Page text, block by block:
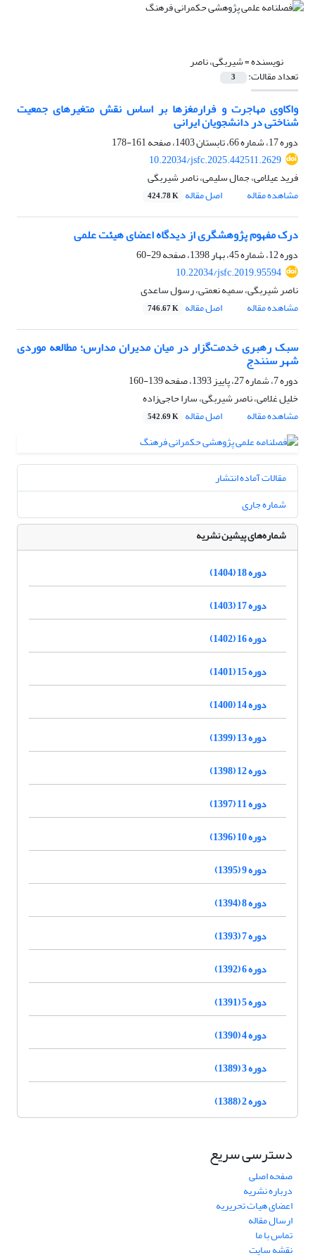
نویسنده =شیربگی، ناصر
تعداد مقالات: 3
واکاوی مهاجرت و فرارمغزها بر اساس نقش متغیرهای جمعیت
شناختی در دانشجویان ایرانی
دوره 17، شماره 66، تابستان 1403، صفحه
161-178
10.22034/jsfc.2025.442511.2629
فرید عیلامی، جمال سلیمی، ناصر شیربگی
مشاهده مقاله
اصل مقاله 424.78 K
درک مفهوم پژوهشگری از دیدگاه اعضای هیئت علمی
دوره 12، شماره 45، بهار 1398، صفحه
29-60
10.22034/jsfc.2019.95594
ناصر شیربگی، سمیه نعمتی، رسول ساعدی
مشاهده مقاله
اصل مقاله 746.67 K
سبک رهبری خدمت‌گزار در میان مدیران مدارس؛ مطالعه موردی
شهر سنندج
دوره 7، شماره 27، پاییز 1393، صفحه
139-160
خلیل غلامی، ناصر شیربگی، سارا حاجی‌زاده
مشاهده مقاله
اصل مقاله 542.69 K
مقالات آماده انتشار
شماره جاری
شماره‌های پیشین نشریه
دوره 18 (1404)
دوره 17 (1403)
دوره 16 (1402)
دوره 15 (1401)
دوره 14 (1400)
دوره 13 (1399)
دوره 12 (1398)
دوره 11 (1397)
دوره 10 (1396)
دوره 9 (1395)
دوره 8 (1394)
دوره 7 (1393)
دوره 6 (1392)
دوره 5 (1391)
دوره 4 (1390)
دوره 3 (1389)
دوره 2 (1388)
دسترسی سریع
صفحه اصلی
درباره نشریه
اعضای هیات تحریریه
ارسال مقاله
تماس با ما
نقشه سایت